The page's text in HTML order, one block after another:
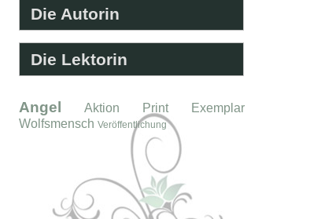
Die Autorin
Die Lektorin
Angel Aktion Print
Exemplar
Wolfsmensch Veröffentlichung